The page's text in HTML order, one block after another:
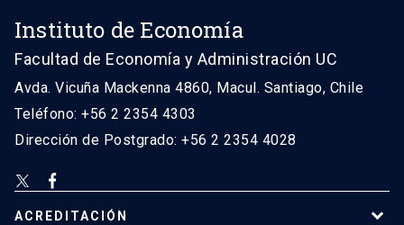
Instituto de Economía
Facultad de Economía y Administración UC
Avda. Vicuña Mackenna 4860, Macul. Santiago, Chile
Teléfono: +56 2 2354 4303
Dirección de Postgrado: +56 2 2354 4028
ACREDITACIÓN